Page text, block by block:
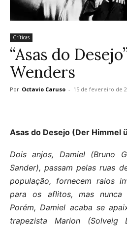
Críticas
“Asas do
Wenders
Por Octavio Caruso - 15 de fevereiro de
Asas do Desejo (Der Himmel
Dois anjos, Damiel (Bruno
Sander), passam pelas ruas
população, fornecem raios
para os aflitos, mas nunca
Porém, Damiel acaba se
trapezista Marion (Solveig